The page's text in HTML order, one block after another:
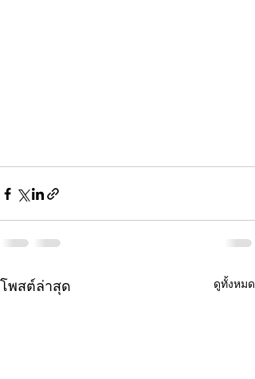
โพสต์ล่าสุด ดูทั้งหมด